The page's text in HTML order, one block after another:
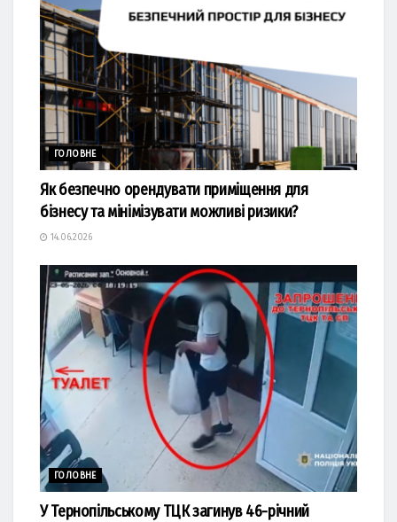
ГОЛОВНЕ
Як безпечно орендувати приміщення для
бізнесу та мінімізувати можливі ризики?
14.06.2026
ГОЛОВНЕ
У Тернопільському ТЦК загинув 46-річний